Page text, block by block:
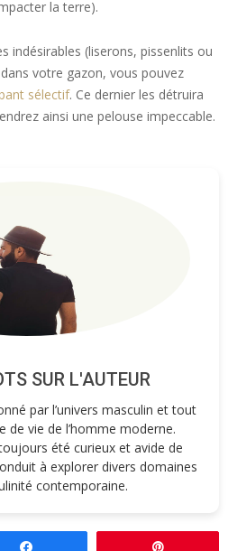
la terre).
indésirables (liserons, pissenlits ou
votre gazon, vous pouvez
sélectif. Ce dernier les détruira
ainsi une pelouse impeccable.
SUR L'AUTEUR
par l’univers masculin et tout
de vie de l’homme moderne.
été curieux et avide de
à explorer divers domaines
contemporaine.